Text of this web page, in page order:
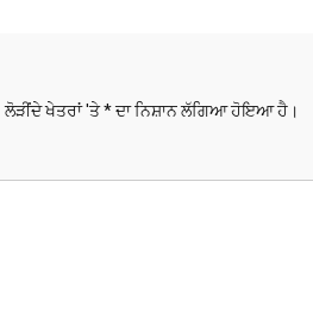
ਲੋੜੀਂਦੇ ਖੇਤਰਾਂ 'ਤੇ*ਦਾ ਨਿਸ਼ਾਨ ਲੱਗਿਆ ਹੋਇਆ ਹੈ।